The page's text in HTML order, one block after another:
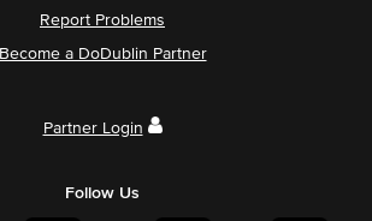
Report Problems
Become a DoDublin Partner
Partner Login
Follow Us